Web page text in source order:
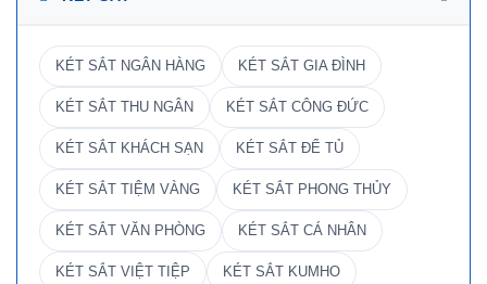
KÉT SẮT NGÂN HÀNG KÉT SẮT GIA ĐÌNH
KÉT SẮT THU NGÂN KÉT SẮT CÔNG ĐỨC
KÉT SẮT KHÁCH SẠN KÉT SẮT ĐỂ TỦ
KÉT SẮT TIỆM VÀNG KÉT SẮT PHONG THỦY
KÉT SẮT VĂN PHÒNG KÉT SẮT CÁ NHÂN
KÉT SẮT VIỆT TIỆP KÉT SẮT KUMHO